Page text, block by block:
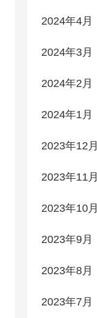
2024年4月
2024年3月
2024年2月
2024年1月
2023年12月
2023年11月
2023年10月
2023年9月
2023年8月
2023年7月